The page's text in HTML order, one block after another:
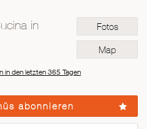
Fotos
Map
in
in den letzten 365 Tagen
abonnieren